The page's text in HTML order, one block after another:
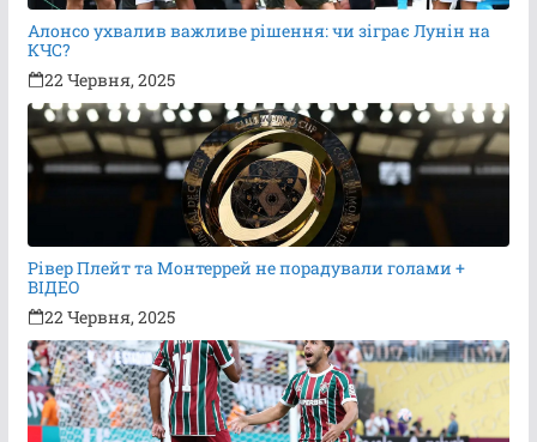
Алонсо ухвалив важливе рішення: чи зіграє Лунін на
КЧС?
22 Червня, 2025
Рівер Плейт та Монтеррей не порадували голами +
ВІДЕО
22 Червня, 2025